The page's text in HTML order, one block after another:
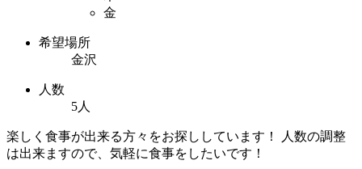
金
希望場所
金沢
人数
5人
楽しく食事が出来る方々をお探ししています！ 人数の調整
は出来ますので、気軽に食事をしたいです！